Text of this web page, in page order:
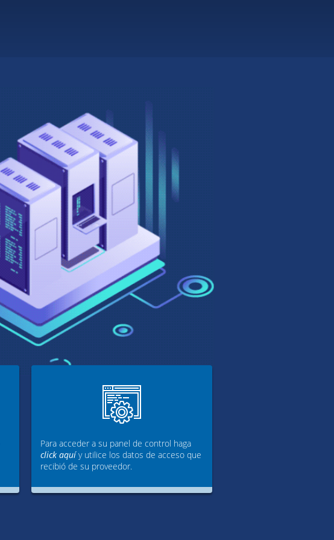
Para acceder a su panel de control haga
click aquíy utilice los datos de acceso que
recibió de su proveedor.